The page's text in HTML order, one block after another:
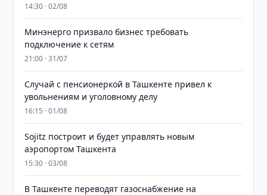
14:30 · 02/08
Минэнерго призвало бизнес требовать
подключение к сетям
21:00 · 31/07
Случай с пенсионеркой в Ташкенте привел к
увольнениям и уголовному делу
16:15 · 01/08
Sojitz построит и будет управлять новым
аэропортом Ташкента
15:30 · 03/08
В Ташкенте переводят газоснабжение на